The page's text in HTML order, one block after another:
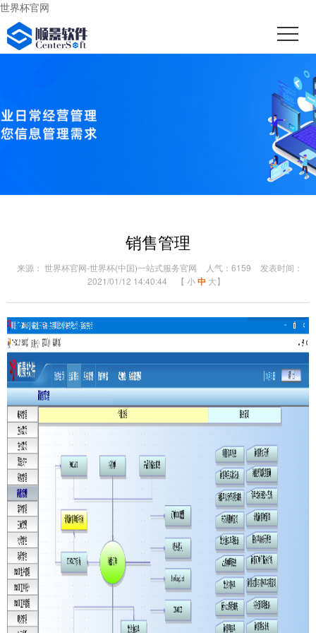
世界杯官网
销售管理
来源： 世界杯官网-世界杯(中国)一站式服务官网 人气：6159
发表时间：
2021/01/12 14:40:44
【 小中 大】